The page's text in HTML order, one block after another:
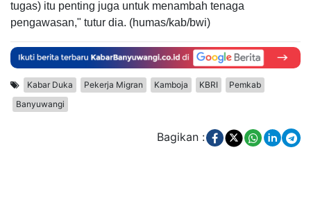
tugas) itu penting juga untuk menambah tenaga
pengawasan," tutur dia. (humas/kab/bwi)
Kabar Duka Pekerja Migran Kamboja KBRI
Pemkab
Banyuwangi
Bagikan :